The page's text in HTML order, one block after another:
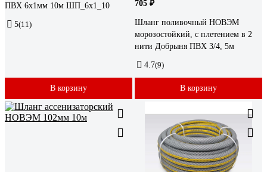
ПВХ 6x1мм 10м ШП_6х1_10
5(11)
В корзину
705 ₽
Шланг поливочный НОВЭМ
морозостойкий, с плетением в 2
нити Добрыня ПВХ 3/4, 5м
4.7(9)
В корзину